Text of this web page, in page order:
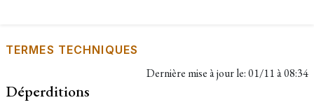
TERMES TECHNIQUES
Dernière mise à jour le:01/11 à 08:34
Déperditions